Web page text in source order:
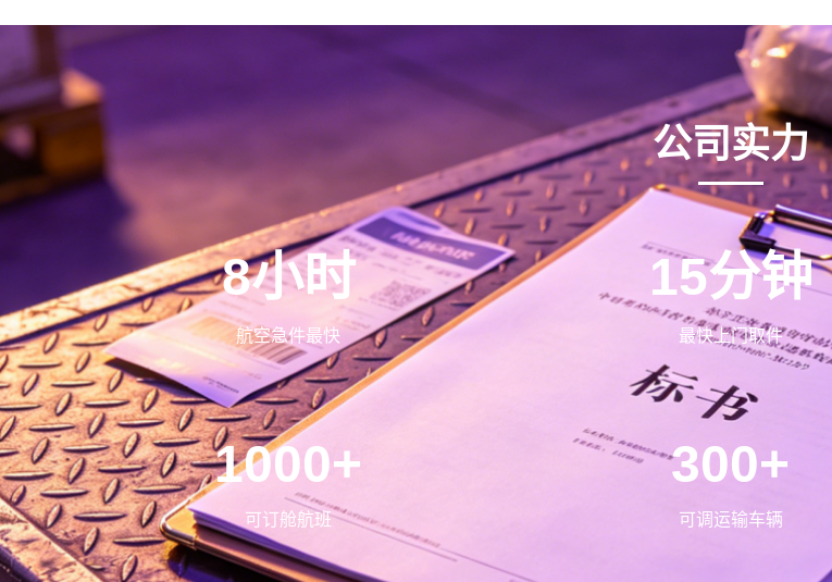
公司实力
8小时
航空急件最快
15分钟
最快上门取件
1000+
可订舱航班
300+
可调运输车辆